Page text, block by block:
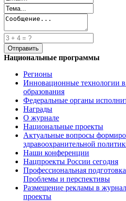
Национальные программы
Регионы
Инновационные технологии в
образования
Федеральные органы
Награды
О журнале
Национальные проекты
Актуальные вопросы
здравоохранительной
Наши конференции
Нацпроекты России сегодня
Профессиональная
Проблемы и перспективы
Размещение рекламы в
проекты